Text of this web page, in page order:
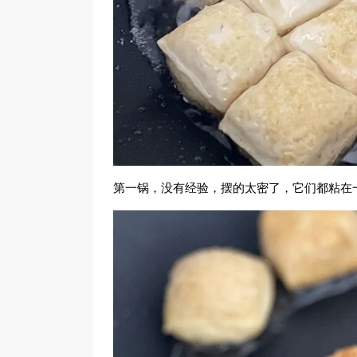
第一锅，没有经验，摆的太密了，它们都粘在